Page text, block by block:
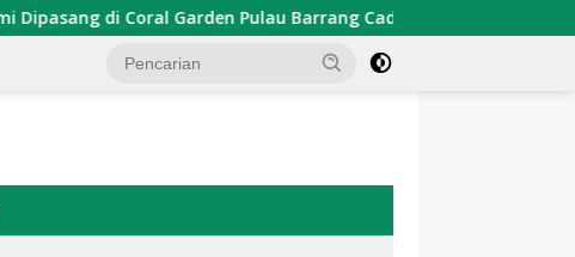
Pulau Barrang Caddi PDKT Danau Tempe :